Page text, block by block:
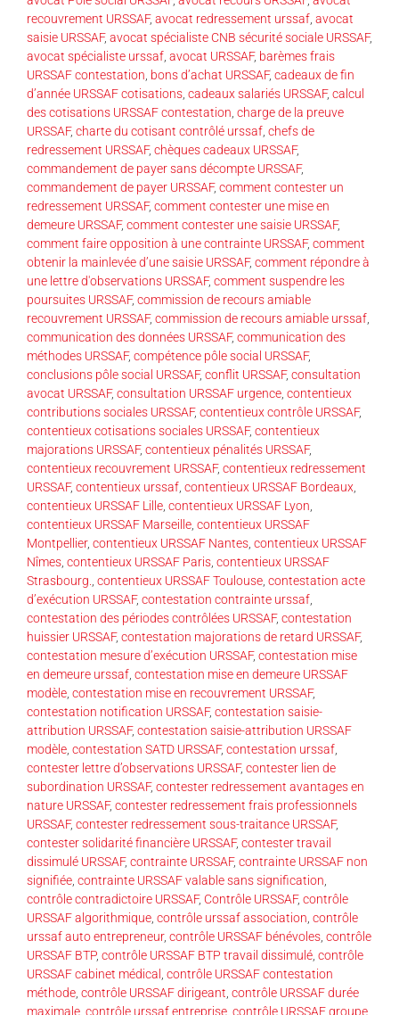
recouvrement URSSAF, avocat redressement urssaf avocat
saisie URSSAF, avocat spécialiste CNB sécurité sociale URSSAF,
avocat spécialiste urssaf avocat URSSAF, barèmes frais
URSSAF contestation bons d’achat URSSAF, cadeaux de fin
d’année URSSAF cotisations cadeaux salariés URSSAF, calcul
des cotisations URSSAF contestation charge de la preuve
URSSAF, charte du cotisant contrôlé urssaf chefs de
redressement URSSAF, chèques cadeaux URSSAF,
commandement de payer sans décompte URSSAF,
commandement de payer URSSAF, comment contester un
redressement URSSAF, comment contester une mise en
demeure URSSAF, comment contester une saisie URSSAF,
comment faire opposition à une contrainte URSSAF, comment
obtenir la mainlevée d’une saisie URSSAF, comment répondre à
une lettre d'observations URSSAF, comment suspendre les
poursuites URSSAF, commission de recours amiable
recouvrement URSSAF, commission de recours amiable urssaf
communication des données URSSAF, communication des
méthodes URSSAF, compétence pôle social URSSAF,
conclusions pôle social URSSAF, conflit URSSAF, consultation
avocat URSSAF, consultation URSSAF urgence contentieux
contributions sociales URSSAF, contentieux contrôle URSSAF,
contentieux cotisations sociales URSSAF, contentieux
majorations URSSAF, contentieux pénalités URSSAF,
contentieux recouvrement URSSAF, contentieux redressement
URSSAF, contentieux urssaf contentieux URSSAF Bordeaux
contentieux URSSAF Lille contentieux URSSAF Lyon
contentieux URSSAF Marseille contentieux URSSAF
Montpellier, contentieux URSSAF Nantes contentieux URSSAF
Nîmes contentieux URSSAF Paris contentieux URSSAF
Strasbourg.
contentieux URSSAF Toulouse contestation acte
d’exécution URSSAF, contestation contrainte urssaf
contestation des périodes contrôlées URSSAF, contestation
huissier URSSAF, contestation majorations de retard URSSAF,
contestation mesure d’exécution URSSAF, contestation mise
en demeure urssaf contestation mise en demeure URSSAF
modèle contestation mise en recouvrement URSSAF,
contestation notification URSSAF, contestation saisie-
attribution URSSAF, contestation saisie-attribution URSSAF
modèle contestation SATD URSSAF, contestation urssaf
contester lettre d’observations URSSAF, contester lien de
subordination URSSAF, contester redressement avantages en
nature URSSAF, contester redressement frais professionnels
URSSAF, contester redressement sous-traitance URSSAF,
contester solidarité financière URSSAF, contester travail
dissimulé URSSAF, contrainte URSSAF, contrainte URSSAF non
signifiée contrainte URSSAF valable sans signification
contrôle contradictoire URSSAF, Contrôle URSSAF, contrôle
URSSAF algorithmique contrôle urssaf association contrôle
urssaf auto entrepreneur, contrôle URSSAF bénévoles contrôle
URSSAF BTP, contrôle URSSAF BTP travail dissimulé contrôle
URSSAF cabinet médical contrôle URSSAF contestation
méthode contrôle URSSAF dirigeant contrôle URSSAF durée
maximale contrôle urssaf entreprise contrôle URSSAF groupe